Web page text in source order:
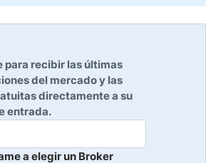
para recibir las últimas
del mercado y las
directamente a su
entrada.
a elegir un Broker